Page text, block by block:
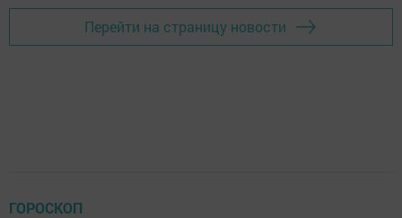
Перейти на страницу новости
ГОРОСКОП